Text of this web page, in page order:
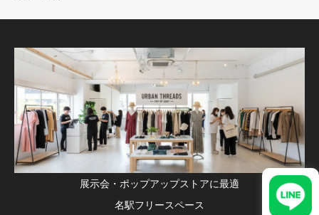
展示会・ポップアップストアに最適
名駅フリースペース